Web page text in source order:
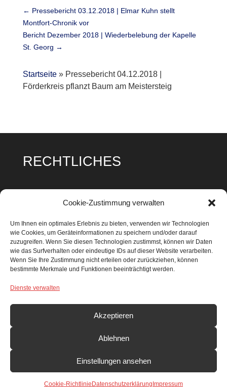
Cookie-Zustimmung verwalten
Um Ihnen ein optimales Erlebnis zu bieten, verwenden wir Technologien
wie Cookies, um Geräteinformationen zu speichern und/oder darauf
zuzugreifen. Wenn Sie diesen Technologien zustimmst, können wir Daten
wie das Surfverhalten oder eindeutige IDs auf dieser Website verarbeiten.
Wenn Sie Ihre Zustimmung nicht erteilen oder zurückziehen, können
bestimmte Merkmale und Funktionen beeinträchtigt werden.
Dienste verwalten
Akzeptieren
Ablehnen
Einstellungen ansehen
Cookie-Richtlinie Datenschutzerklärung Impressum
← Pressebericht 03.12.2018 | Elmar Kuhn stellt
Montfort-Chronik vor
Bericht Dezember 2018 | Wiederbelebung der Kapelle
St. Georg →
Startseite» Pressebericht 04.12.2018 |
Förderkreis pflanzt Baum am Meistersteig
RECHTLICHES
Datenschutz
Cookie Richtlinie
SUCHEN & FINDEN
Search Button
© Förderkreis Heimatkunde e.V.